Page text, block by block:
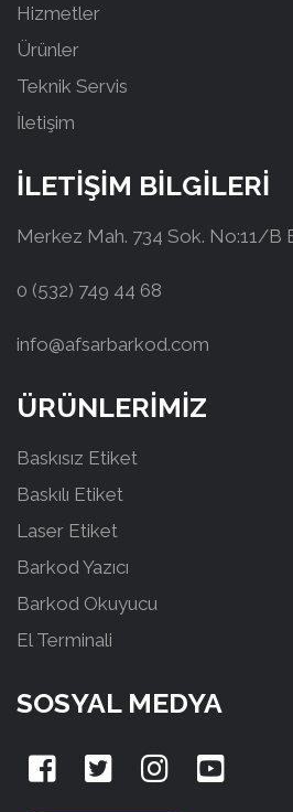
Hizmetler
Ürünler
Teknik Servis
İletişim
İLETİŞİM BİLGİLERİ
Merkez Mah. 734 Sok. No:11/B
0 (532) 749 44 68
info@afsarbarkod.com
ÜRÜNLERİMİZ
Baskısız Etiket
Baskılı Etiket
Laser Etiket
Barkod Yazıcı
Barkod Okuyucu
El Terminali
SOSYAL MEDYA